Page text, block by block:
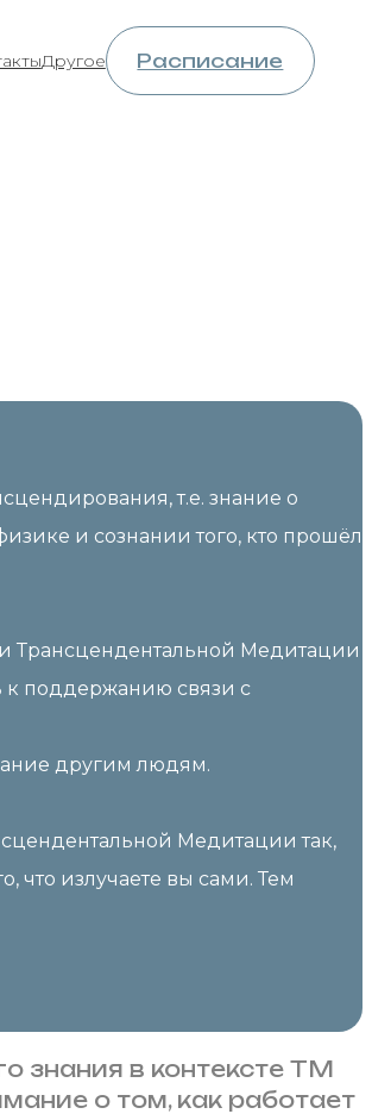
Другое Расписание
т.е. знание о
и сознании того, кто прошёл
Трансцендентальной Медитации
к поддержанию связи с
другим людям.
Медитации так,
что излучаете вы сами. Тем
знания в контексте ТМ
о том, как работает